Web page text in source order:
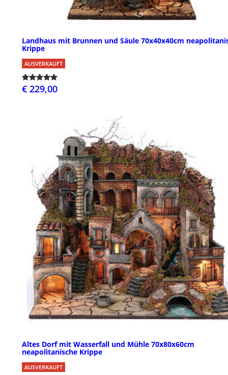
Landhaus mit Brunnen und Säule 70x40x40cm
Krippe
AUSVERKAUFT
€ 229,00
Altes Dorf mit Wasserfall und Mühle 70x80x60cm
neapolitanische Krippe
AUSVERKAUFT